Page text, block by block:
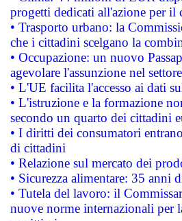
progetti dedicati all'azione per il
• Trasporto urbano: la
che i cittadini scelgano la
• Occupazione: un nuovo
agevolare l'assunzione nel
• L'UE facilita l'accesso ai dati
• L'istruzione e la formazione
secondo un quarto dei cittadini
• I diritti dei consumatori
di cittadini
• Relazione sul mercato dei
• Sicurezza alimentare: 35 anni
• Tutela del lavoro: il
nuove norme internazionali per